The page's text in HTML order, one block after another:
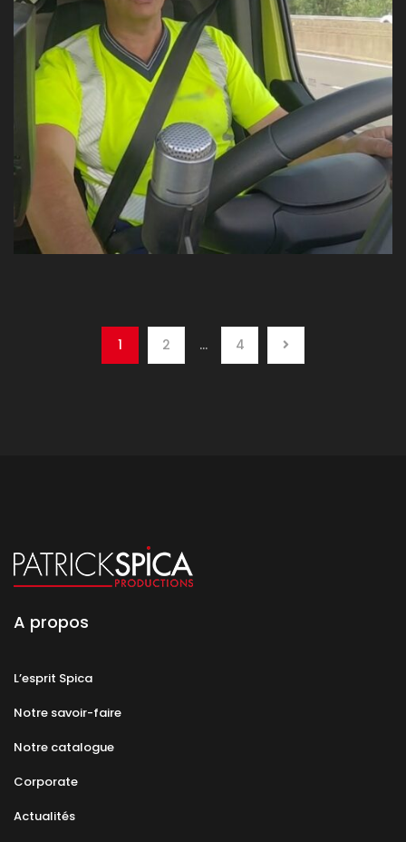
1 2 … 4
A propos
L’esprit Spica
Notre savoir-faire
Notre catalogue
Corporate
Actualités